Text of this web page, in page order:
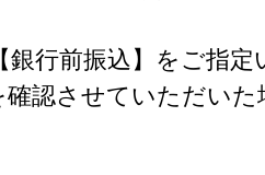
行前振込】をご指定
確認させていただいた